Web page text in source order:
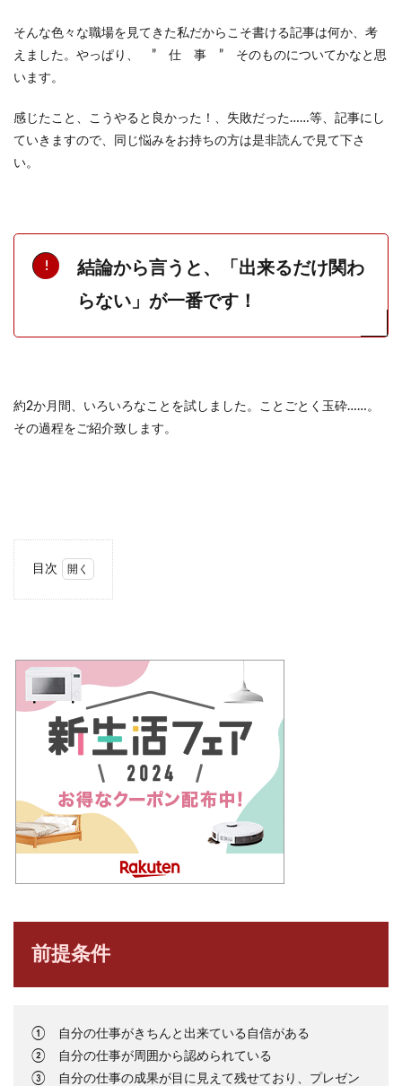
そんな色々な職場を見てきた私だからこそ書ける記事は何か、考
えました。やっぱり、 ” 仕 事 ” そのものについてかなと思
います。
感じたこと、こうやると良かった！、失敗だった……等、記事にし
ていきますので、同じ悩みをお持ちの方は是非読んで見て下さ
い。
結論から言うと、「出来るだけ関わ
らない」が一番です！
約2か月間、いろいろなことを試しました。ことごとく玉砕……。
その過程をご紹介致します。
目次
の人
間関
4
やっ
5
まと
め
前提条件
① 自分の仕事がきちんと出来ている自信がある
② 自分の仕事が周囲から認められている
③ 自分の仕事の成果が目に見えて残せており、プレゼン